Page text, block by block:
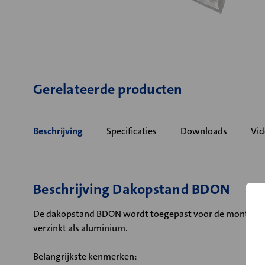
Gerelateerde producten
Beschrijving Specificaties Downloads
Beschrijving Dakopstand BDON
De dakopstand BDON wordt toegepast voor de
verzinkt als aluminium.
Belangrijkste kenmerken: